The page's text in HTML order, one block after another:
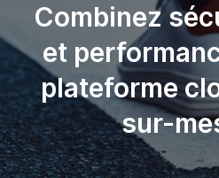
Combinez
et
plateforme
sur-